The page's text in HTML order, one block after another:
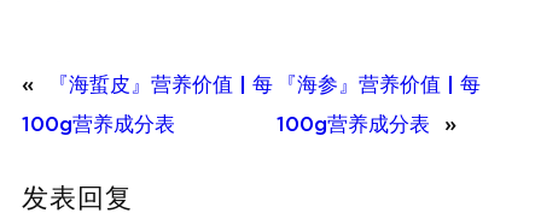
«
『海蜇皮』营养价值 | 每
100g营养成分表
『海参』营养价值 | 每
100g营养成分表
»
发表回复